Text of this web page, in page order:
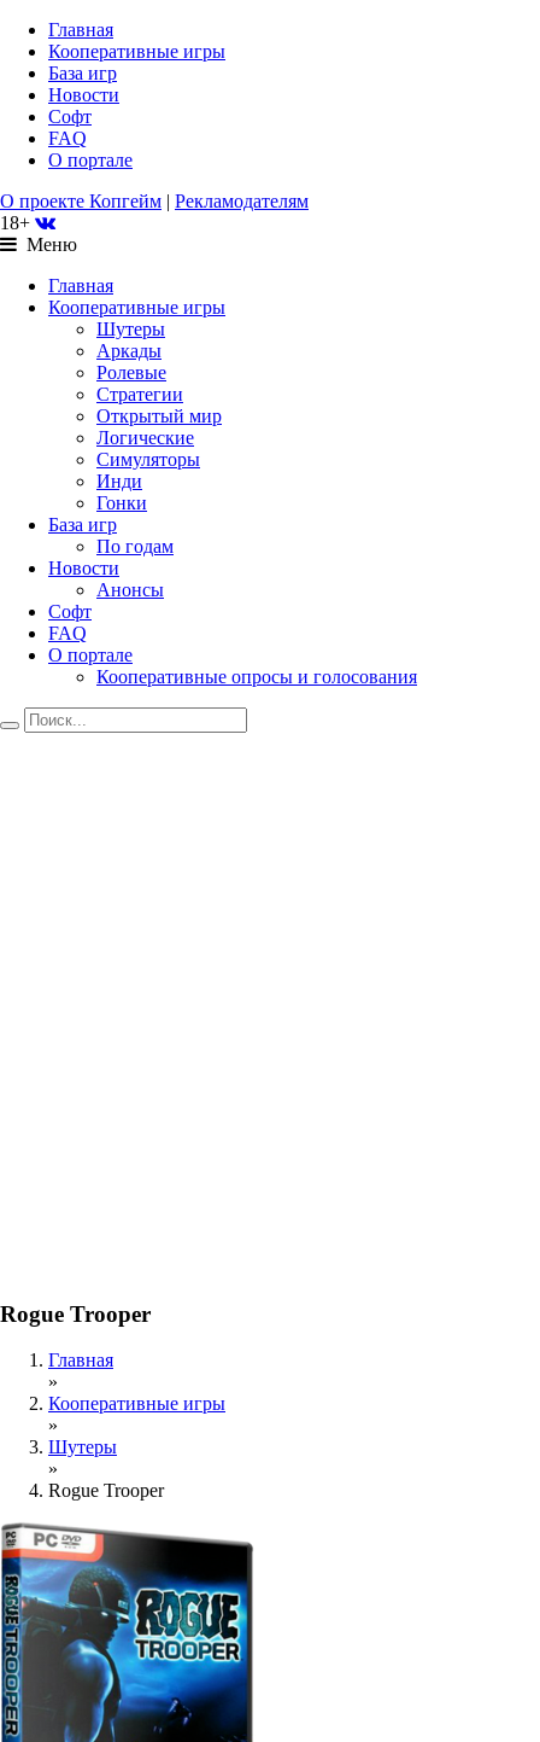
Главная
Кооперативные игры
База игр
Новости
Софт
FAQ
О портале
О проекте Копгейм | Рекламодателям
18+
Меню
Главная
Кооперативные игры
Шутеры
Аркады
Ролевые
Стратегии
Открытый мир
Логические
Симуляторы
Инди
Гонки
База игр
По годам
Новости
Анонсы
Софт
FAQ
О портале
Кооперативные опросы и голосования
Rogue Trooper
Главная
»
Кооперативные игры
»
Шутеры
»
Rogue Trooper